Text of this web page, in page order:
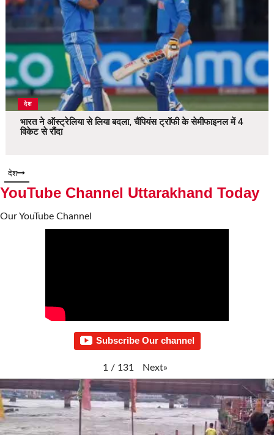
देश
भारत ने ऑस्ट्रेलिया से लिया बदला, चैंपियंस ट्रॉफी के सेमीफाइनल में 4
विकेट से रौंदा
देश
YouTube Channel Uttarakhand Today
Our YouTube Channel
Subscribe Our channel
1 / 131 Next»